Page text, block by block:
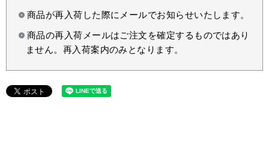
商品が再入荷した際にメールでお知らせいたします。
商品の再入荷メールはご注文を確定するものではあり
ません。再入荷案内のみとなります。